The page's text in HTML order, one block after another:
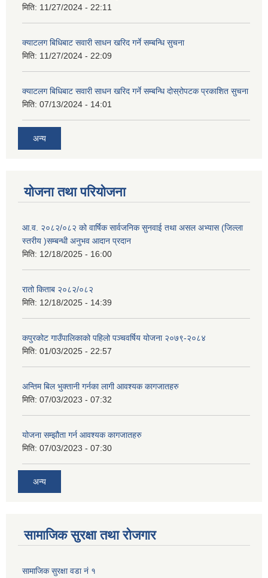
मिति: 11/27/2024 - 22:11
क्याटलग बिधिबाट सवारी साधन खरिद गर्ने सम्बन्धि सुचना
मिति: 11/27/2024 - 22:09
क्याटलग बिधिबाट सवारी साधन खरिद गर्ने सम्बन्धि दोस्रोपटक प्रकाशित सुचना
मिति: 07/13/2024 - 14:01
अन्य
योजना तथा परियोजना
आ.व. २०८२/०८२ को वार्षिक सार्वजनिक सुनवाई तथा असल अभ्यास (जिल्ला
स्तरीय )सम्बन्धी अनुभव आदान प्रदान
मिति: 12/18/2025 - 16:00
रातो किताब २०८२/०८२
मिति: 12/18/2025 - 14:39
कपुरकोट गाउँपालिकाको पहिलो पञ्चवर्षिय योजना २०७९-२०८४
मिति: 01/03/2025 - 22:57
अन्तिम बिल भुक्तानी गर्नका लागी आवश्यक कागजातहरु
मिति: 07/03/2023 - 07:32
योजना सम्झौता गर्न आवश्यक कागजातहरु
मिति: 07/03/2023 - 07:30
अन्य
सामाजिक सुरक्षा तथा रोजगार
सामाजिक सुरक्षा वडा नं १